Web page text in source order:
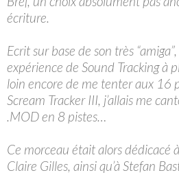
écriture.
Ecrit sur base de son très
expérience de Sound Tracking à
loin encore de me tenter aux 16
Scream Tracker III, j’allais me
.MOD en 8 pistes…
Ce morceau était alors dédicacé
Claire Gilles, ainsi qu’à Stefan